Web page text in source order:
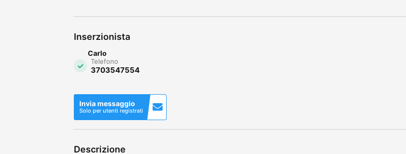
Inserzionista
Carlo
Telefono
3703547554
Invia messaggio
Solo per utenti registrati
Descrizione